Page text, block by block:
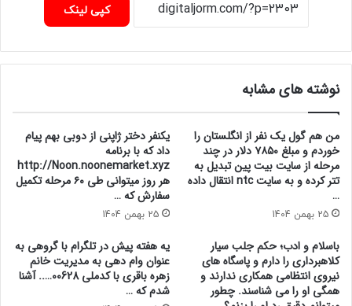
کپی لینک
نوشته های مشابه
من هم گول یک نفر از انگلستان را
خوردم و مبلغ ۷۸۵۰ دلار در چند
مرحله از سایت بیت پین تبدیل به
تتر کرده و به سایت ntc انتقال داده
…
25 بهمن 1404
یکنفر دختر ژاپنی از دوبی بهم پیام
داد که با برنامه
http://Noon.noonemarket.xyz
هر روز میتوانی طی ۶۰ مرحله تکمیل
سفارش که …
25 بهمن 1404
باسلام و ادب؛ حکم جلب سیار
کلاهبرداری را دارم و پاسگاه های
نیروی انتظامی همکاری ندارند و
همگی او را می شناسند. چطور
یه هفته پیش در تلگرام با گروهی به
عنوان وام دهی به مدیریت خانم
زهره باقری با کدملی 00628….. آشنا
شدم که …